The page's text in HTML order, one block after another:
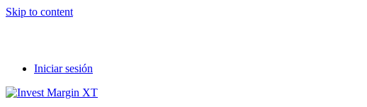
Skip to content
Iniciar sesión